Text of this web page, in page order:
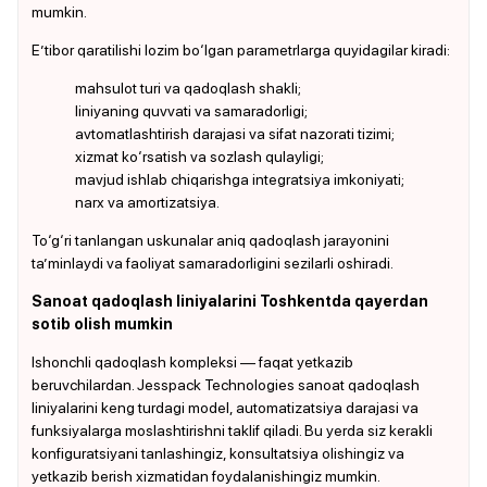
mumkin.
E’tibor qaratilishi lozim bo‘lgan parametrlarga quyidagilar kiradi:
mahsulot turi va qadoqlash shakli;
liniyaning quvvati va samaradorligi;
avtomatlashtirish darajasi va sifat nazorati tizimi;
xizmat ko‘rsatish va sozlash qulayligi;
mavjud ishlab chiqarishga integratsiya imkoniyati;
narx va amortizatsiya.
To‘g‘ri tanlangan uskunalar aniq qadoqlash jarayonini
ta’minlaydi va faoliyat samaradorligini sezilarli oshiradi.
Sanoat qadoqlash liniyalarini Toshkentda qayerdan
sotib olish mumkin
Ishonchli qadoqlash kompleksi — faqat yetkazib
beruvchilardan. Jesspack Technologies sanoat qadoqlash
liniyalarini keng turdagi model, automatizatsiya darajasi va
funksiyalarga moslashtirishni taklif qiladi. Bu yerda siz kerakli
konfiguratsiyani tanlashingiz, konsultatsiya olishingiz va
yetkazib berish xizmatidan foydalanishingiz mumkin.